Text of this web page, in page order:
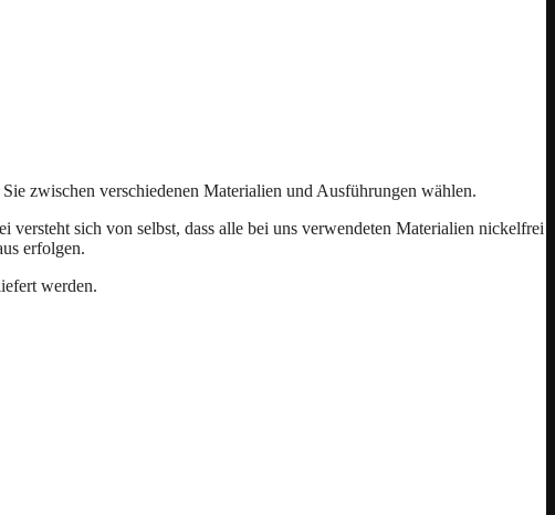
zwischen verschiedenen Materialien und Ausführungen wählen.
sich von selbst, dass alle bei uns verwendeten Materialien nickelfrei
erfolgen.
werden.